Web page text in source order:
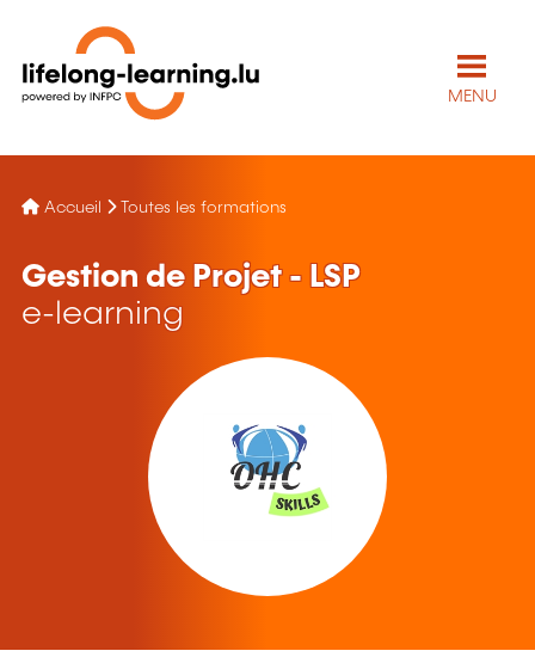
MENU
Accueil Toutes les formations
Gestion de Projet - LSP
e-learning